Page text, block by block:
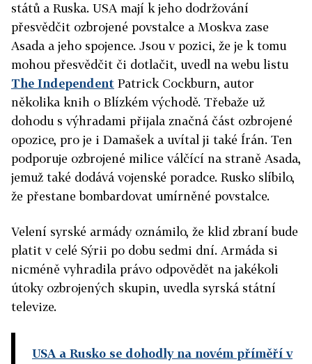
států a Ruska. USA mají k jeho dodržování
přesvědčit ozbrojené povstalce a Moskva zase
Asada a jeho spojence. Jsou v pozici, že je k tomu
mohou přesvědčit či dotlačit, uvedl na webu listu
The Independent Patrick Cockburn, autor
několika knih o Blízkém východě. Třebaže už
dohodu s výhradami přijala značná část ozbrojené
opozice, pro je i Damašek a uvítal ji také Írán. Ten
podporuje ozbrojené milice válčící na straně Asada,
jemuž také dodává vojenské poradce. Rusko slíbilo,
že přestane bombardovat umírněné povstalce.
Velení syrské armády oznámilo, že klid zbraní bude
platit v celé Sýrii po dobu sedmi dní. Armáda si
nicméně vyhradila právo odpovědět na jakékoli
útoky ozbrojených skupin, uvedla syrská státní
televize.
USA a Rusko se dohodly na novém příměří v